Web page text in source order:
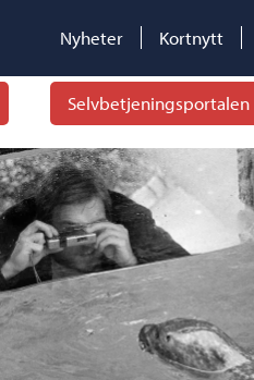
Nyheter Kortnytt
Selvbetjeningsportalen